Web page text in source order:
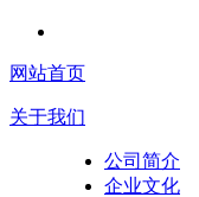
网站首页
关于我们
公司简介
企业文化